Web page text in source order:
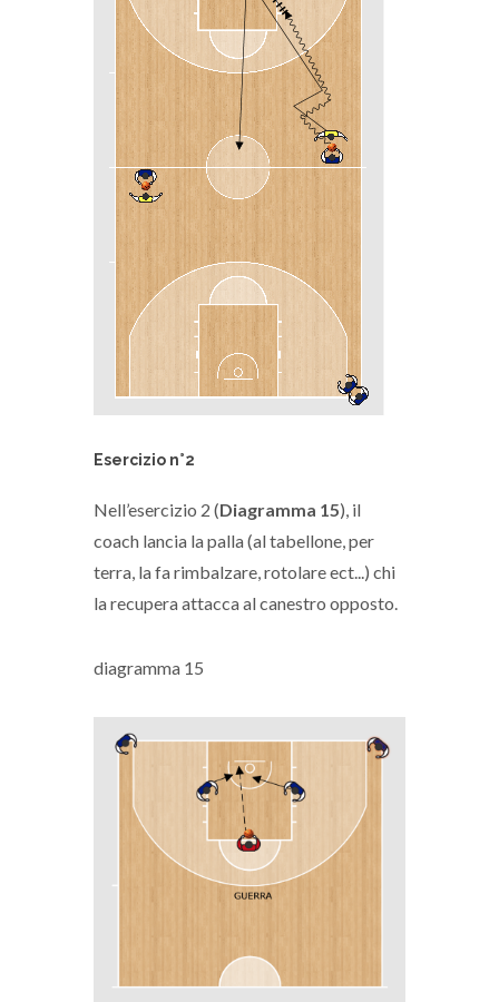
Esercizio n°2
Nell’esercizio 2 (Diagramma 15), il
coach lancia la palla (al tabellone, per
terra, la fa rimbalzare, rotolare ect...) chi
la recupera attacca al canestro opposto.
diagramma 15